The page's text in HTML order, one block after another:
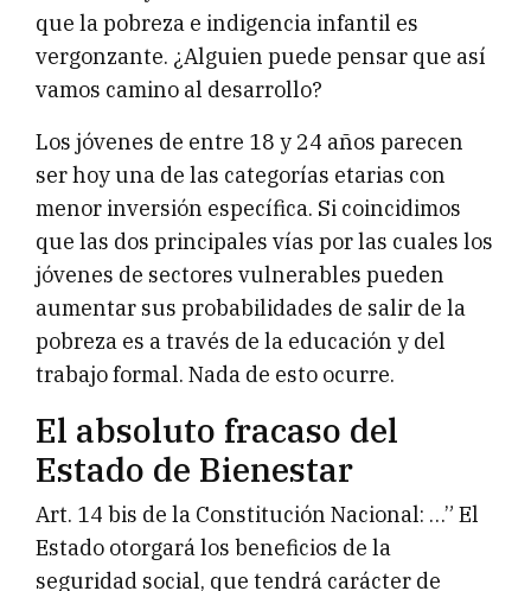
que la pobreza e indigencia infantil es
vergonzante. ¿Alguien puede pensar que así
vamos camino al desarrollo?
Los jóvenes de entre 18 y 24 años parecen
ser hoy una de las categorías etarias con
menor inversión específica. Si coincidimos
que las dos principales vías por las cuales los
jóvenes de sectores vulnerables pueden
aumentar sus probabilidades de salir de la
pobreza es a través de la educación y del
trabajo formal. Nada de esto ocurre.
El absoluto fracaso del
Estado de Bienestar
Art. 14 bis de la Constitución Nacional: …” El
Estado otorgará los beneficios de la
seguridad social, que tendrá carácter de